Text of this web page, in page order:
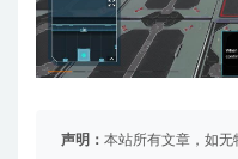
声明： 本站所有文章，如